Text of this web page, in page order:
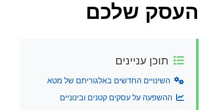
העסק שלכם
תוכן עניינים
השינויים החדשים באלגוריתם של מטא
ההשפעה על עסקים קטנים ובינוניים